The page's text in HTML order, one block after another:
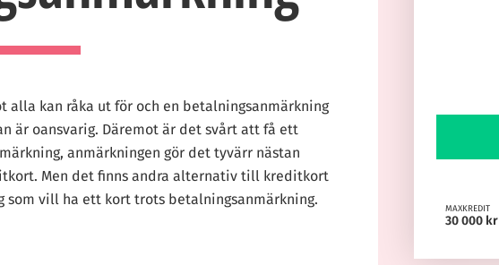
alla kan råka ut för och en betalningsanmärkning
är oansvarig. Däremot är det svårt att få ett
anmärkningen gör det tyvärr nästan
Men det finns andra alternativ till kreditkort
som vill ha ett kort trots betalningsanmärkning.
MAXKREDIT
30 000 kr